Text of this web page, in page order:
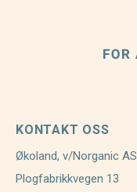
KONTAKT OSS
Økoland, v/Norganic AS
Plogfabrikkvegen 13